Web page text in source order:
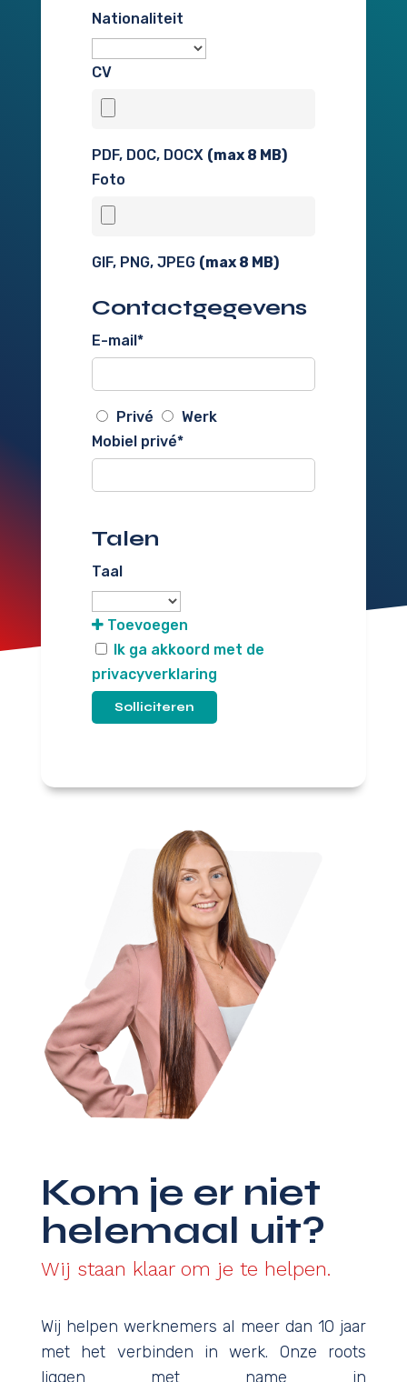
Nationaliteit
CV
PDF, DOC, DOCX (max 8 MB)
Foto
GIF, PNG, JPEG (max 8 MB)
Contactgegevens
E-mail*
Privé
Werk
Mobiel privé*
Talen
Taal
Toevoegen
Ik ga akkoord met de
privacyverklaring
Kom je er niet
helemaal uit?
Wij staan klaar om je te helpen.
Wij helpen werknemers al meer dan 10 jaar
met het verbinden in werk. Onze roots
liggen met name in